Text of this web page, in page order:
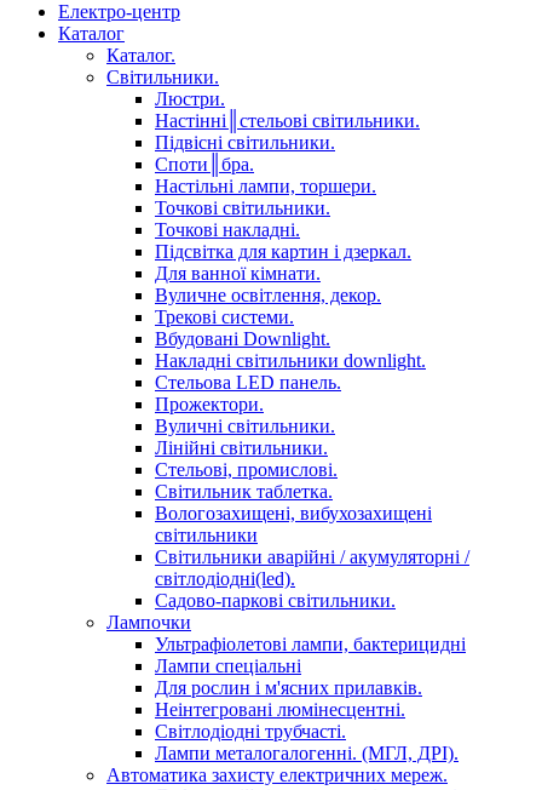
Електро-центр
Каталог
Каталог.
Світильники.
Люстри.
Настінні║стельові світильники.
Підвісні світильники.
Споти║бра.
Настільні лампи, торшери.
Точкові світильники.
Точкові накладні.
Підсвітка для картин і дзеркал.
Для ванної кімнати.
Вуличне освітлення, декор.
Трекові системи.
Вбудовані Downlight.
Накладні світильники downlight.
Стельова LED панель.
Прожектори.
Вуличні світильники.
Лінійні світильники.
Стельові, промислові.
Світильник таблетка.
Вологозахищені, вибухозахищені
світильники
Світильники аварійні / акумуляторні /
світлодіодні(led).
Садово-паркові світильники.
Лампочки
Ультрафіолетові лампи, бактерицидні
Лампи спеціальні
Для рослин і м'ясних прилавків.
Неінтегровані люмінесцентні.
Світлодіодні трубчасті.
Лампи металогалогенні. (МГЛ, ДРІ).
Автоматика захисту електричних мереж.